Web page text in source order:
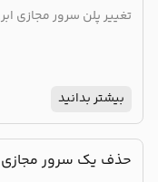
تغییر پلن سرور مجازی
بیشتر بدانید
حذف یک سرور مجازی